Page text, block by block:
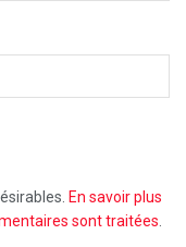
En savoir plus
sont traitées